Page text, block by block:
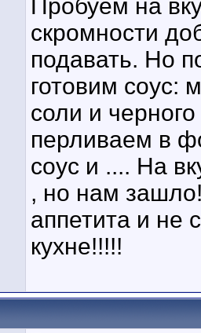
Пробуем на
скромности
подавать. Но
готовим соус:
соли и
перливаем в
соус и .... На
, но нам
аппетита и не
кухне!!!!!